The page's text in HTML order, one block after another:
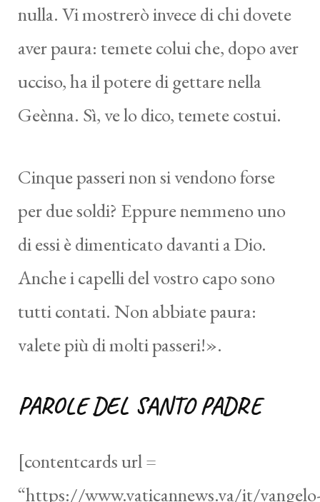
nulla. Vi mostrerò invece di chi dovete
aver paura: temete colui che, dopo aver
ucciso, ha il potere di gettare nella
Geènna. Sì, ve lo dico, temete costui.
Cinque passeri non si vendono forse
per due soldi? Eppure nemmeno uno
di essi è dimenticato davanti a Dio.
Anche i capelli del vostro capo sono
tutti contati. Non abbiate paura:
valete più di molti passeri!».
PAROLE DEL SANTO PADRE
[contentcards url =
“https://www.vaticannews.va/it/